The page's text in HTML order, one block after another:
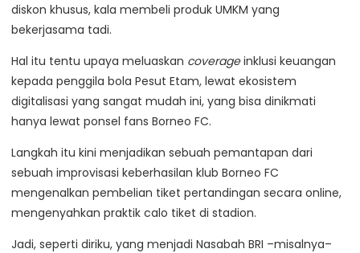
diskon khusus, kala membeli produk UMKM yang
bekerjasama tadi.
Hal itu tentu upaya meluaskan coverageinklusi keuangan
kepada penggila bola Pesut Etam, lewat ekosistem
digitalisasi yang sangat mudah ini, yang bisa dinikmati
hanya lewat ponsel fans Borneo FC.
Langkah itu kini menjadikan sebuah pemantapan dari
sebuah improvisasi keberhasilan klub Borneo FC
mengenalkan pembelian tiket pertandingan secara online,
mengenyahkan praktik calo tiket di stadion.
Jadi, seperti diriku, yang menjadi Nasabah BRI –misalnya–